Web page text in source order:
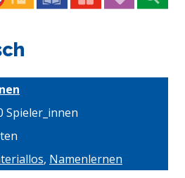
Spieler_innen
, Namenlernen